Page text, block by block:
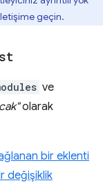
geçin.
ve
olarak
bir eklenti
değişiklik